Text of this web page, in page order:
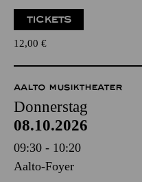
TICKETS
12,00 €
AALTO MUSIKTHEATER
Donnerstag
08.10.2026
09:30 - 10:20
Aalto-Foyer